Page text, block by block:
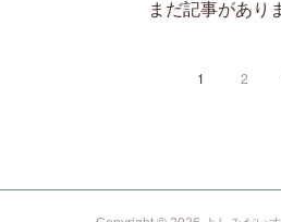
まだ記事があり
1 2